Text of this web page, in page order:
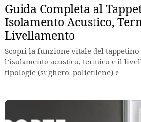
Guida Completa al
Isolamento Acustico,
Livellamento
Scopri la funzione vitale del
l’isolamento acustico, termico e il
tipologie (sughero, polietilene) e